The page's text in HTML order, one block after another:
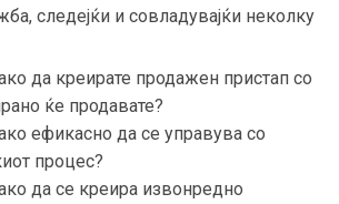
следејќи и совладувајќи неколку
да креирате продажен пристап со
ќе продавате?
ефикасно да се управува со
процес?
да се креира извонредно